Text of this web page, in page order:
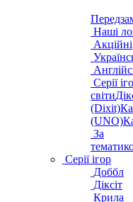
Наші
Акційні
Серії
світи
(Dixit)
(UNO)
За
Серії ігор
Доббл
Діксіт
Крила